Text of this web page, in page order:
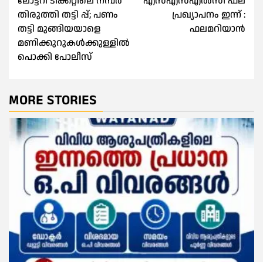
navigation
തിരുത്തി തട്ടി പ്പ്; പണം
തട്ടി മുങ്ങിയയാളെ
മണിക്കുറുകള്‍ക്കുള്ളില്‍
പൊക്കി പോലീസ്
പ്രഖ്യാപനം ഇന്ന് :
ഫലമറിയാൻ
MORE STORIES